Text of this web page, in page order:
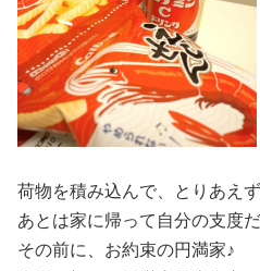
荷物を積み込んで、とりあえ
あとは家に帰って自分の支度だ
その前に、お約束の円満家♪